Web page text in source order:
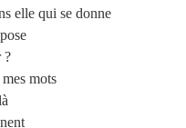
elle qui se donne
?
mots